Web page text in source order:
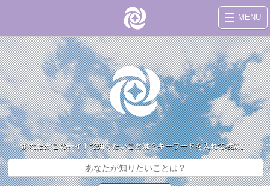
MENU
あなたがこのサイトで知りたいことは？キーワードを入れて検索。